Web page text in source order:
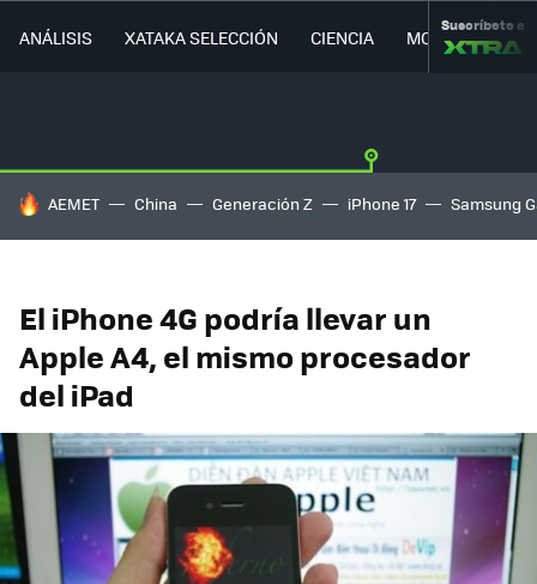
ANÁLISIS XATAKA SELECCIÓN CIENCIA MOVILIDAD
Suscríbete a
HOY SE HABLA DE
AEMET China Generación Z iPhone 17 Samsung
El iPhone 4G podría llevar un
Apple A4, el mismo procesador
del iPad